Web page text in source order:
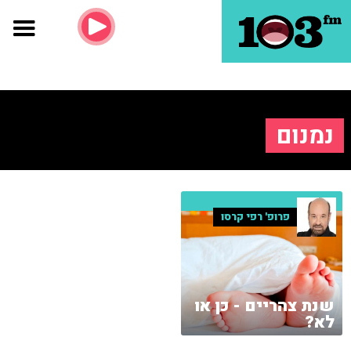
נמנום
פרופ' רפי קרסו
שנת צהריים - כן או
לא?